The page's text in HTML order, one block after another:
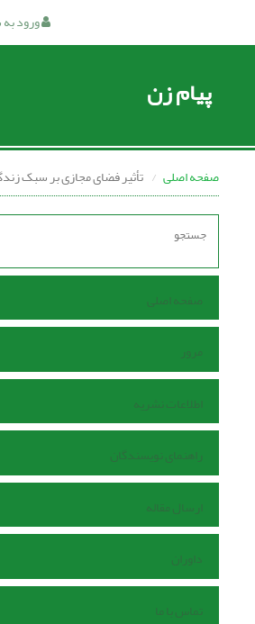
ورود
پیام زن
صفحه اصلی تأثیر فضای مجازی بر سبک
صفحه اصلی
مرور
اطلاعات نشریه
راهنمای نویسندگان
ارسال مقاله
داوران
تماس با ما